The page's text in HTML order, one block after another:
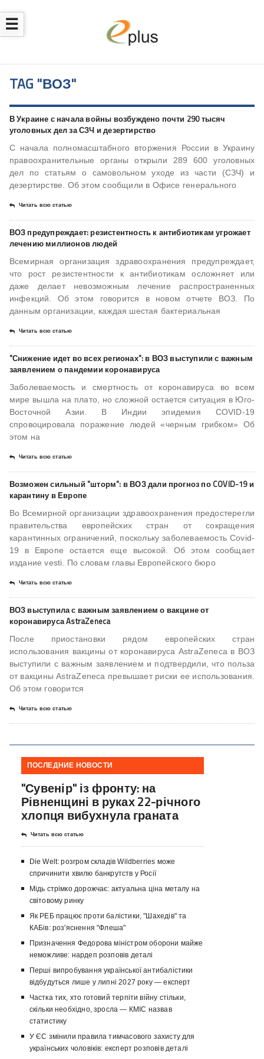
☰
TAG "ВОЗ"
В Украине с начала войны возбуждено почти 290 тысяч
уголовных дел за СЗЧ и дезертирство
С начала полномасштабного вторжения России в Украину
правоохранительные органы открыли 289 600 уголовных
дел по статьям о самовольном уходе из части (СЗЧ) и
дезертирстве. Об этом сообщили в Офисе генерального
Читать всю статью
ВОЗ предупреждает: резистентность к антибиотикам угрожает
лечению миллионов людей
Всемирная организация здравоохранения предупреждает,
что рост резистентности к антибиотикам осложняет или
даже делает невозможным лечение распространенных
инфекций. Об этом говорится в новом отчете ВОЗ. По
данным организации, каждая шестая бактериальная
Читать всю статью
"Снижение идет во всех регионах": в ВОЗ выступили с важным
заявлением о пандемии коронавируса
Заболеваемость и смертность от коронавируса во всем
мире вышла на плато, но сложной остается ситуация в Юго-
Восточной Азии. В Индии эпидемия COVID-19
спровоцировала поражение людей «черным грибком» Об
этом на
Читать всю статью
Возможен сильный "шторм": в ВОЗ дали прогноз по COVID-19 и
карантину в Европе
Во Всемирной организации здравоохранения предостерегли
правительства европейских стран от сокращения
карантинных ограничений, поскольку заболеваемость Covid-
19 в Европе остается еще высокой. Об этом сообщает
издание vesti. По словам главы Европейского бюро
Читать всю статью
ВОЗ выступила с важным заявлением о вакцине от
коронавируса AstraZeneca
После приостановки рядом европейских стран
использования вакцины от коронавируса AstraZeneca в ВОЗ
выступили с важным заявлением и подтвердили, что польза
от вакцины AstraZeneca превышает риски ее использования.
Об этом говорится
Читать всю статью
ПОСЛЕДНИЕ НОВОСТИ
"Сувенір" із фронту: на
Рівненщині в руках 22-річного
хлопця вибухнула граната
Читать всю статью
Die Welt: розгром складів Wildberries може
спричинити хвилю банкрутств у Росії
Мідь стрімко дорожчає: актуальна ціна металу на
світовому ринку
Як РЕБ працює проти балістики, "Шахедів" та
КАБів: роз'яснення "Флеша"
Призначення Федорова міністром оборони майже
неможливе: нардеп розповів деталі
Перші випробування української антибалістики
відбудуться лише у липні 2027 року — експерт
Частка тих, хто готовий терпіти війну стільки,
скільки необхідно, зросла — КМІС назвав
статистику
У ЄС змінили правила тимчасового захисту для
українських чоловіків: експерт розповів деталі